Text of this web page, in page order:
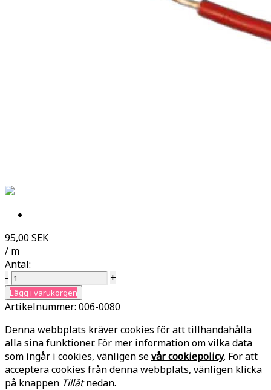
95,00 SEK
/ m
Antal:
-
+
Lägg i varukorgen
Artikelnummer: 006-0080
Denna webbplats kräver cookies för att tillhandahålla
alla sina funktioner. För mer information om vilka data
som ingår i cookies, vänligen sevår cookiepolicy. För att
acceptera cookies från denna webbplats, vänligen klicka
på knappen Tillåtnedan.